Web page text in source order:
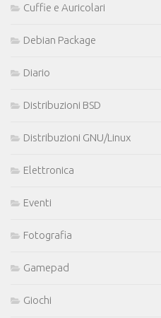
Cuffie e Auricolari
Debian Package
Diario
Distribuzioni BSD
Distribuzioni GNU/Linux
Elettronica
Eventi
Fotografia
Gamepad
Giochi